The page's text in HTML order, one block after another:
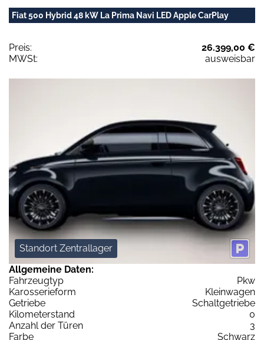
Fiat 500 Hybrid 48 kW La Prima Navi LED Apple CarPlay
Preis:
26.399,00 €
MWSt:
ausweisbar
Standort Zentrallager
Allgemeine Daten:
Fahrzeugtyp
Pkw
Karosserieform
Kleinwagen
Getriebe
Schaltgetriebe
Kilometerstand
0
Anzahl der Türen
3
Farbe
Schwarz